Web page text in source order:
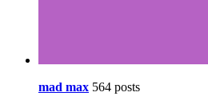
mad max 564 posts